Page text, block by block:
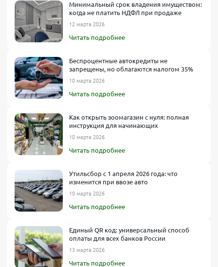
Минимальный срок владения имуществом:
когда не платить НДФЛ при продаже
12 марта 2026
Читать подробнее
Беспроцентные автокредиты не
запрещены, но облагаются налогом 35%
10 марта 2026
Читать подробнее
Как открыть зоомагазин с нуля: полная
инструкция для начинающих
10 марта 2026
Читать подробнее
Утильсбор с 1 апреля 2026 года: что
изменится при ввозе авто
10 марта 2026
Читать подробнее
Единый QR код: универсальный способ
оплаты для всех банков России
13 марта 2026
Читать подробнее